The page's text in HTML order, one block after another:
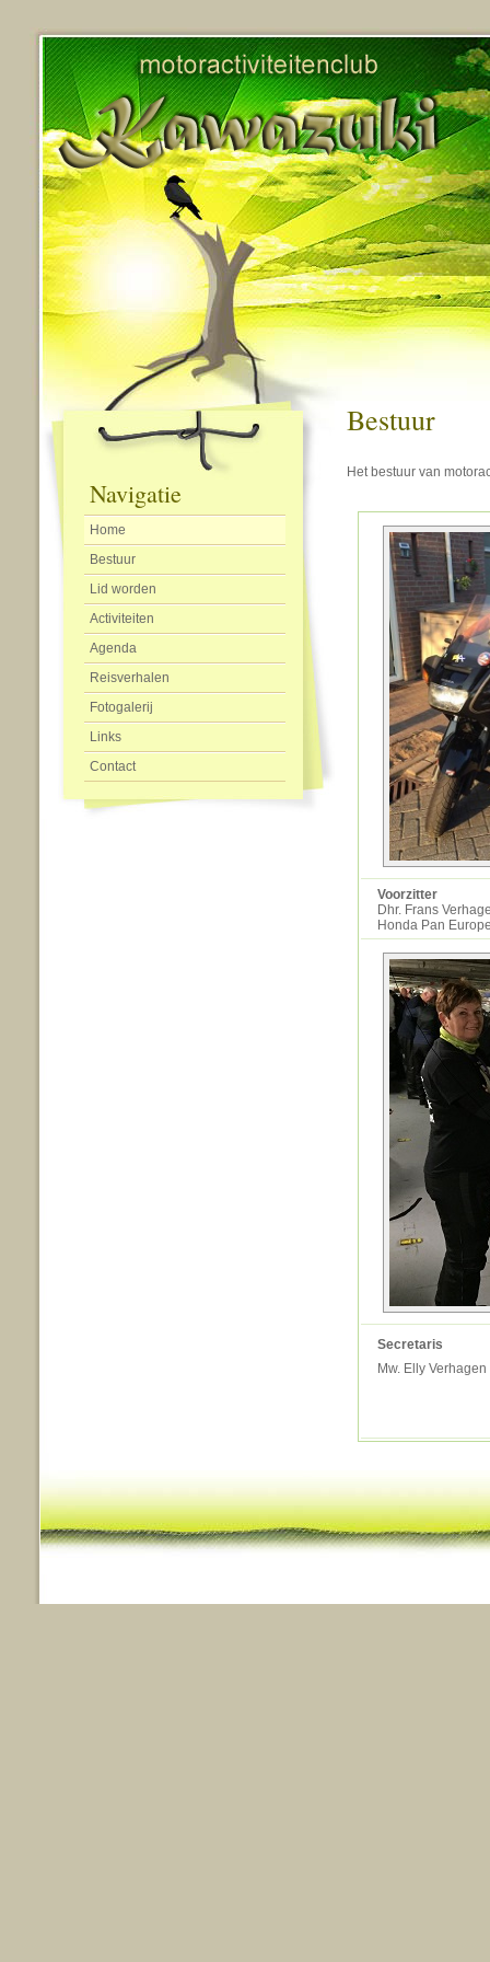
Navigatie
Home
Bestuur
Lid worden
Activiteiten
Agenda
Reisverhalen
Fotogalerij
Links
Contact
Bestuur
Het bestuur van
Voorzitter
Dhr. Frans
Honda Pan
Secretaris
Mw. Elly Verhagen